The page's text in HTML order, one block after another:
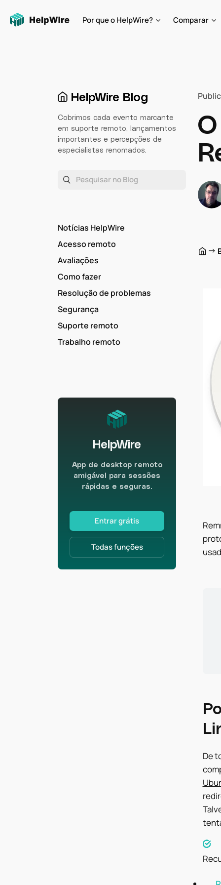
Por que o HelpWire? Comparar
HelpWire Blog
Cobrimos cada evento marcante
em suporte remoto, lançamentos
importantes e percepções de
especialistas renomados.
Notícias HelpWire
Acesso remoto
Avaliações
Como fazer
Resolução de problemas
Segurança
Suporte remoto
Trabalho remoto
HelpWire
App de desktop remoto
amigável para sessões
rápidas e seguras.
Entrar grátis
Todas funções
→
De